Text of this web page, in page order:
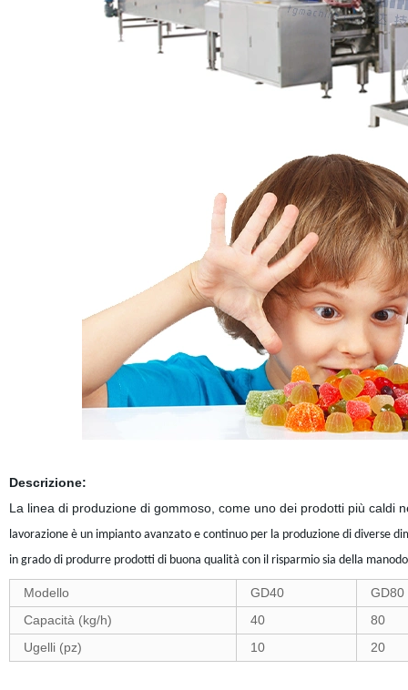
Descrizione:
La linea di produzione di gommoso, come uno dei prodotti più
lavorazione è un impianto avanzato e continuo per la produzione di diverse
in grado di produrre prodotti di buona qualità con il risparmio sia della
Modello GD40
GD80
Capacità (kg/h)
40
80
Ugelli (pz)
10 20